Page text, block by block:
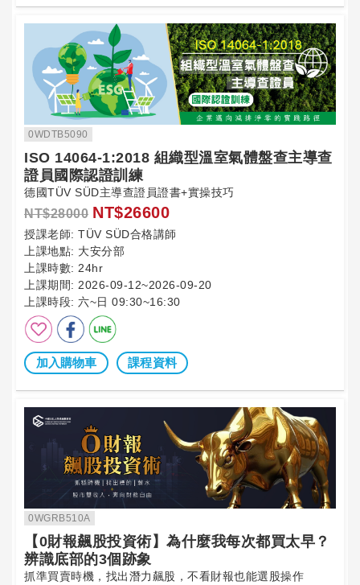
0WDTB5090
ISO 14064-1:2018 組織型溫室氣體盤查主導查
證員國際認證訓練
德國TÜV SÜD主導查證員證書+實操技巧
NT$28000 NT$26600
授課老師: TÜV SÜD合格講師
上課地點: 大安分部
上課時數: 24hr
上課期間: 2026-09-12~2026-09-20
上課時段: 六~日 09:30~16:30
加入購物車 課程資料
0WGRB510A
【0財報飆股投資術】為什麼我每次都買太早？
辨識底部的3個跡象
抓準買賣時機，找出潛力飆股，不看財報也能選股操作